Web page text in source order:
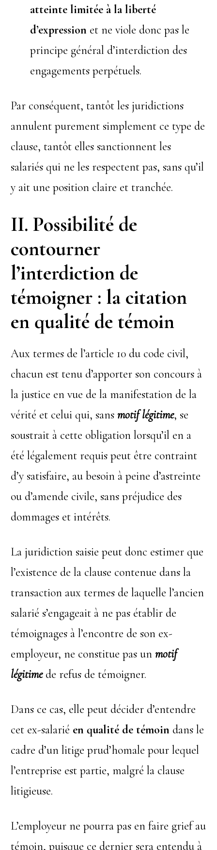
atteinte limitée à la liberté
d’expression et ne viole donc pas le
principe général d’interdiction des
engagements perpétuels.
Par conséquent, tantôt les juridictions
annulent purement simplement ce type de
clause, tantôt elles sanctionnent les
salariés qui ne les respectent pas, sans qu’il
y ait une position claire et tranchée.
II. Possibilité de
contourner
l’interdiction de
témoigner : la citation
en qualité de témoin
Aux termes de l’article 10 du code civil,
chacun est tenu d’apporter son concours à
la justice en vue de la manifestation de la
vérité et celui qui, sansmotif légitime, se
soustrait à cette obligation lorsqu’il en a
été légalement requis peut être contraint
d’y satisfaire, au besoin à peine d’astreinte
ou d’amende civile, sans préjudice des
dommages et intérêts.
La juridiction saisie peut donc estimer que
l’existence de la clause contenue dans la
transaction aux termes de laquelle l’ancien
salarié s’engageait à ne pas établir de
témoignages à l’encontre de son ex-
employeur, ne constitue pas unmotif
légitimede refus de témoigner.
Dans ce cas, elle peut décider d’entendre
cet ex-salarié en qualité de témoin dans le
cadre d’un litige prud’homale pour lequel
l’entreprise est partie, malgré la clause
litigieuse.
L’employeur ne pourra pas en faire grief au
témoin, puisque ce dernier sera entendu à